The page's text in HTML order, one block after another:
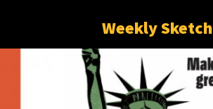
Weekly Sketch